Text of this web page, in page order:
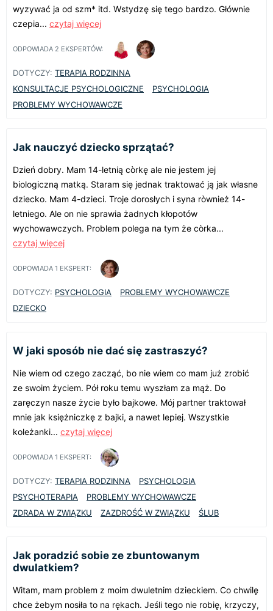
wyzywać ja od szm* itd. Wstydzę się tego bardzo. Głównie
czepia... czytaj więcej
ODPOWIADA 2 EKSPERTÓW:
DOTYCZY: TERAPIA RODZINNA
KONSULTACJE PSYCHOLOGICZNE
PSYCHOLOGIA
PROBLEMY WYCHOWAWCZE
Jak nauczyć dziecko sprzątać?
Dzień dobry. Mam 14-letnią còrkę ale nie jestem jej
biologiczną matką. Staram się jednak traktować ją jak własne
dziecko. Mam 4-dzieci. Troje dorosłych i syna ròwnież 14-
letniego. Ale on nie sprawia żadnych kłopotów
wychowawczych. Problem polega na tym że còrka...
czytaj więcej
ODPOWIADA 1 EKSPERT:
DOTYCZY: PSYCHOLOGIA
PROBLEMY WYCHOWAWCZE
DZIECKO
W jaki sposób nie dać się zastraszyć?
Nie wiem od czego zacząć, bo nie wiem co mam już zrobić
ze swoim życiem. Pół roku temu wyszłam za mąż. Do
zaręczyn nasze życie było bajkowe. Mój partner traktował
mnie jak księżniczkę z bajki, a nawet lepiej. Wszystkie
koleżanki... czytaj więcej
ODPOWIADA 1 EKSPERT:
DOTYCZY: TERAPIA RODZINNA
PSYCHOLOGIA
PSYCHOTERAPIA
PROBLEMY WYCHOWAWCZE
ZDRADA W ZWIĄZKU
ZAZDROŚĆ W ZWIĄZKU ŚLUB
Jak poradzić sobie ze zbuntowanym
dwulatkiem?
Witam, mam problem z moim dwuletnim dzieckiem. Co chwilę
chce żebym nosiła to na rękach. Jeśli tego nie robię, krzyczy,